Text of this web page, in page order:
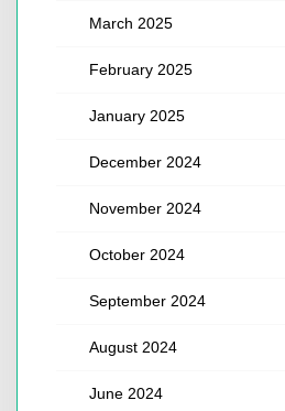
March 2025
February 2025
January 2025
December 2024
November 2024
October 2024
September 2024
August 2024
June 2024